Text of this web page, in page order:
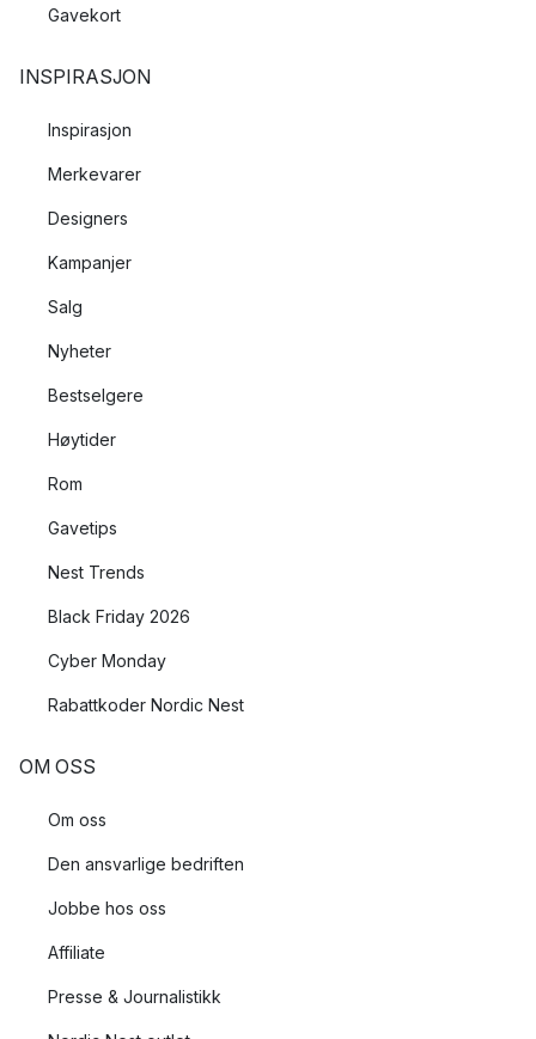
Gavekort
INSPIRASJON
Inspirasjon
Merkevarer
Designers
Kampanjer
Salg
Nyheter
Bestselgere
Høytider
Rom
Gavetips
Nest Trends
Black Friday 2026
Cyber Monday
Rabattkoder Nordic Nest
OM OSS
Om oss
Den ansvarlige bedriften
Jobbe hos oss
Affiliate
Presse & Journalistikk